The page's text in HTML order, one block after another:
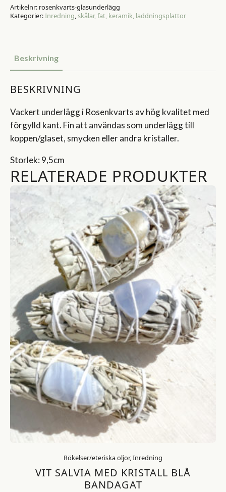
mängd
Artikelnr: rosenkvarts-glasunderlägg
Kategorier:Inredning,skålar, fat, keramik, laddningsplattor
Beskrivning
BESKRIVNING
Vackert underlägg i Rosenkvarts av hög kvalitet med
förgylld kant. Fin att användas som underlägg till
koppen/glaset, smycken eller andra kristaller.
Storlek: 9,5cm
RELATERADE PRODUKTER
Rökelser/eteriska oljor, Inredning
VIT SALVIA MED KRISTALL BLÅ
BANDAGAT